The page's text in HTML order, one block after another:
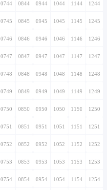
0744 0844 0944 1044 1144 1244
0745 0845 0945 1045 1145 1245
0746 0846 0946 1046 1146 1246
0747 0847 0947 1047 1147 1247
0748 0848 0948 1048 1148 1248
0749 0849 0949 1049 1149 1249
0750 0850 0950 1050 1150 1250
0751 0851 0951 1051 1151 1251
0752 0852 0952 1052 1152 1252
0753 0853 0953 1053 1153 1253
0754 0854 0954 1054 1154 1254